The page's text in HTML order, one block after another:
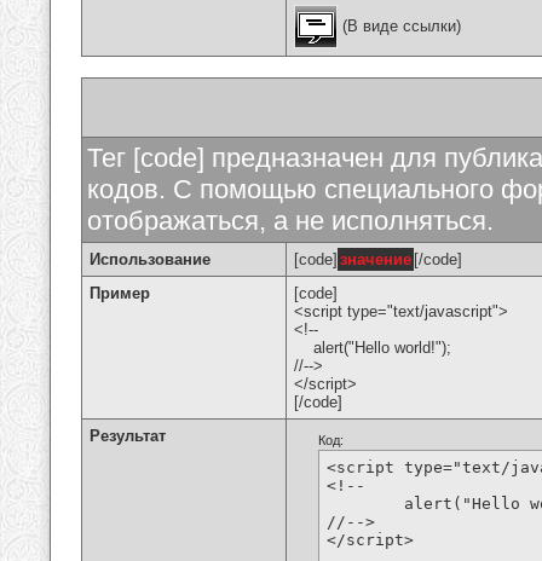
(В виде ссылки)
Тег [code] предназначен для
кодов. С помощью специального
отображаться, а не исполняться.
Использование [code] значение [/code]
Пример
[code]
<script type="text/javascript">
<!--
alert("Hello world!");
//-->
</script>
[/code]
Результат
Код:
<script type="text/
<!--
//-->
</script>